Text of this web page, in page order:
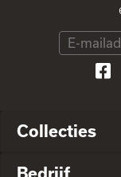
Collecties
Bedrijf